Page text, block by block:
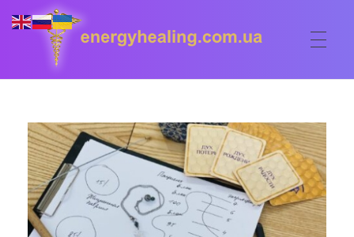
Energyhealing
Анастасія медіум,контактер,щоденник медіума,Майстер,цілительство,карма терапія,консультація онлайн,астрологія
ФОРУМ
ДОПОМОГА
Консультація онлайн
ШКОЛА